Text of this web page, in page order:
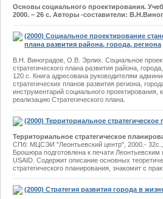
Основы социального проектирования.
2000. – 26 с. Авторы -составители:
(2000) Социальное проектирование
плана развития района, города, региона
В.Н. Виноградов, О.В. Эрлих. Социальное
стратегического плана развития района,
120 с. Книга адресована руководителям
стратегических планов развития региона,
инструментарий социального проектирования,
реализацию Стратегического плана.
(2000) Территориальное
Территориальное стратегическое
СПб: МЦСЭИ "Леонтьевский центр", 2000.- 32с.,
Брошюра подготовлена к печати
USAID. Содержит описание основных
стратегического планирования, знакомит с
(2000) Стратегия развития города в